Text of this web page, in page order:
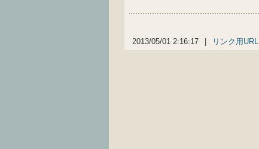
2013/05/01 2:16:17 リンク用URL